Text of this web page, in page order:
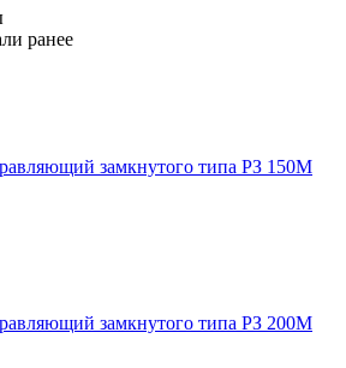
ранее
замкнутого типа РЗ 150М
замкнутого типа РЗ 200М